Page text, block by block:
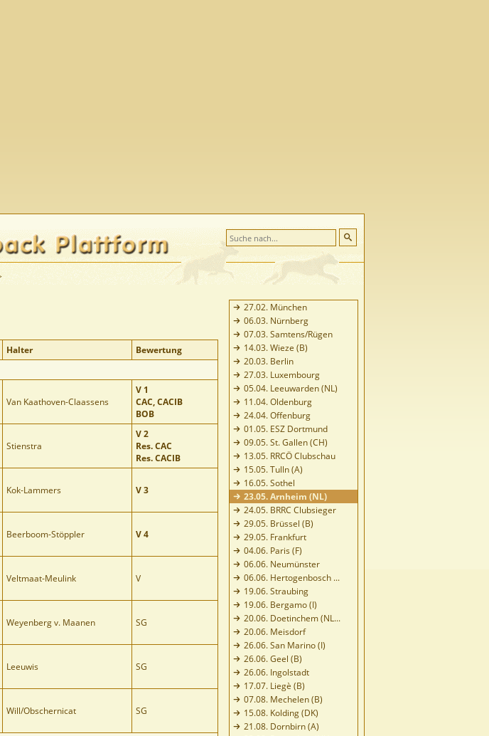
27.02. München
06.03. Nürnberg
07.03. Samtens/Rügen
14.03. Wieze (B)
20.03. Berlin
27.03. Luxembourg
05.04. Leeuwarden (NL)
11.04. Oldenburg
24.04. Offenburg
01.05. ESZ Dortmund
09.05. St. Gallen (CH)
13.05. RRCÖ Clubschau
15.05. Tulln (A)
16.05. Sothel
23.05. Arnheim (NL)
24.05. BRRC Clubsieger
29.05. Brüssel (B)
29.05. Frankfurt
04.06. Paris (F)
06.06. Neumünster
06.06. Hertogenbosch ...
19.06. Straubing
19.06. Bergamo (I)
20.06. Doetinchem (NL...
20.06. Meisdorf
26.06. San Marino (I)
26.06. Geel (B)
26.06. Ingolstadt
17.07. Liegè (B)
07.08. Mechelen (B)
15.08. Kolding (DK)
21.08. Dornbirn (A)
Halter
Bewertung
Van Kaathoven-Claassens
V 1
CAC, CACIB
BOB
Stienstra
V 2
Res. CAC
Res. CACIB
Kok-Lammers V 3
Beerboom-Stöppler V 4
Veltmaat-Meulink V
Weyenberg v. Maanen SG
Leeuwis SG
Will/Obschernicat SG